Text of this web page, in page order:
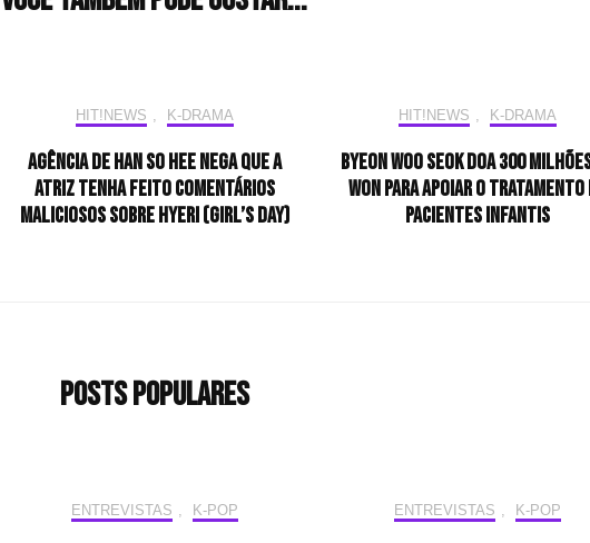
HIT!NEWS , K-DRAMA
Agência de Han So Hee nega que a
atriz tenha feito comentários
maliciosos sobre Hyeri (Girl’s Day)
HIT!NEWS , K-DRAMA
Byeon Woo Seok doa 300
won para apoiar o tratamento
pacientes infantis
Posts populares
ENTREVISTAS , K-POP ENTREVISTAS , K-POP